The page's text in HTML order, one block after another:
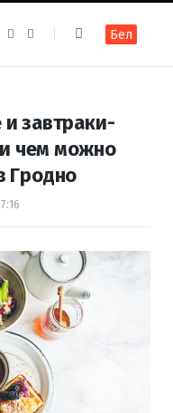
e
k
t
a
m
Бел
завтраки-
и чем можно
Гродно